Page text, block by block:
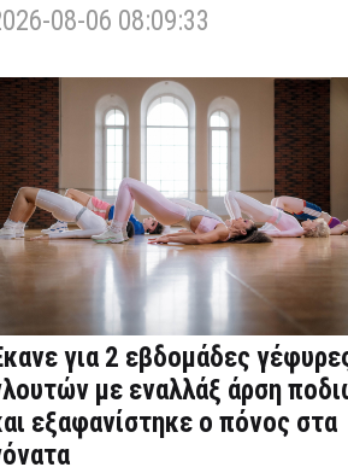
08-06 08:09:33
για 2 εβδομάδες
με εναλλάξ άρση
εξαφανίστηκε ο πόνος στα